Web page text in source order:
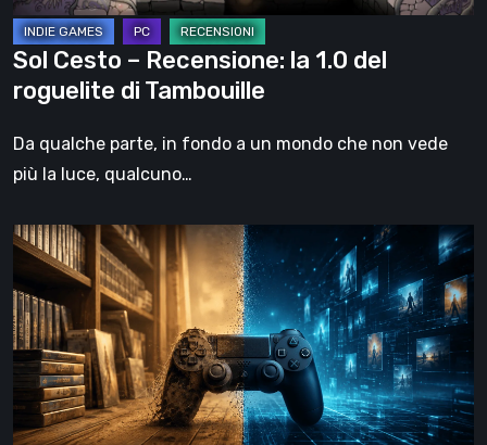
di
Tambouille
Sol Cesto – Recensione: la 1.0 del
roguelite di Tambouille
Da qualche parte, in fondo a un mondo che non vede
più la luce, qualcuno…
Il
futuro
del
formato
fisico
videogiochi